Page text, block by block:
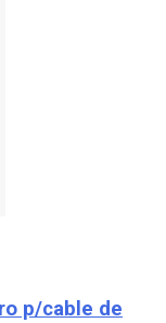
p/cable de